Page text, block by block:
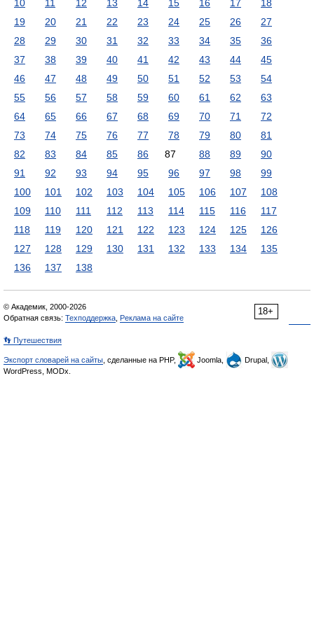
10
11 12 13 14 15 16 17
18
19
20 21 22 23 24 25 26
27
28
29 30 31 32 33 34 35
36
37
38 39 40 41 42 43 44
45
46
47 48 49 50 51 52 53
54
55
56 57 58 59 60 61 62
63
64
65 66 67 68 69 70 71
72
73
74 75 76 77 78 79 80
81
82
83 84 85 86 87 88 89
90
91
92 93 94 95 96 97 98
99
100
101 102 103 104 105 106 107
108
109
110 111 112 113 114 115 116
117
118
119 120 121 122 123 124 125
126
127
128 129 130 131 132 133 134
135
136
137 138
18+
© Академик, 2000-2026
Обратная связь: Техподдержка Реклама на сайте
👣 Путешествия
Экспорт словарей на сайты , сделанные на PHP, Joomla,
Drupal,
WordPress, MODx.